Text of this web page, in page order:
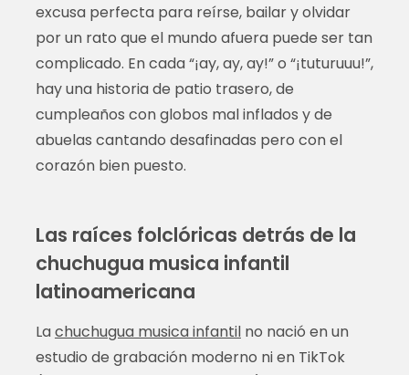
excusa perfecta para reírse, bailar y olvidar
por un rato que el mundo afuera puede ser tan
complicado. En cada “¡ay, ay, ay!” o “¡tuturuuu!”,
hay una historia de patio trasero, de
cumpleaños con globos mal inflados y de
abuelas cantando desafinadas pero con el
corazón bien puesto.
Las raíces folclóricas detrás de la
chuchugua musica infantil
latinoamericana
Lachuchugua musica infantilno nació en un
estudio de grabación moderno ni en TikTok